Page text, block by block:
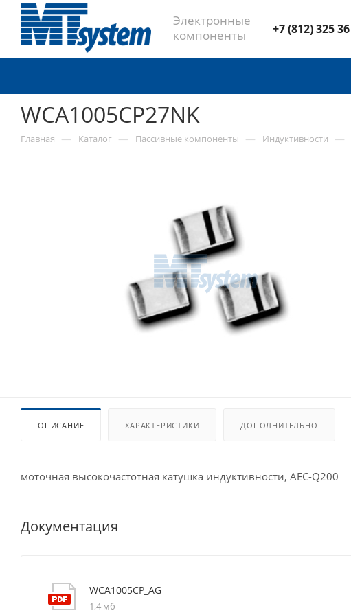
Электронные
компоненты
+7 (812) 325
WCA1005CP27NK
Главная — Каталог — Пассивные компоненты — Индуктивности —
ОПИСАНИЕ ХАРАКТЕРИСТИКИ ДОПОЛНИТЕЛЬНО
моточная высокочастотная катушка индуктивности, AEC-Q200
Документация
WCA1005CP_AG
1,4 мб